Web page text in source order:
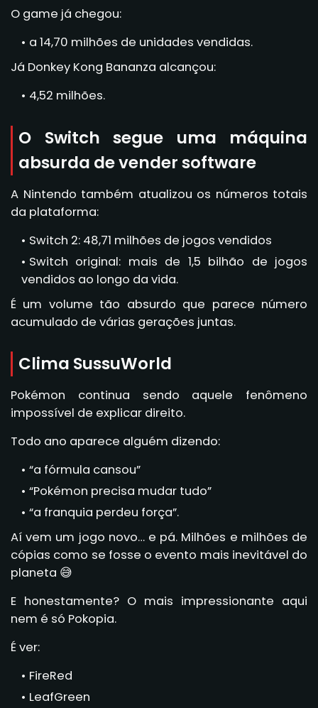
O game já chegou:
a 14,70 milhões de unidades vendidas.
Já Donkey Kong Bananza alcançou:
4,52 milhões.
O Switch segue uma máquina
absurda de vender software
A Nintendo também atualizou os números totais
da plataforma:
Switch 2: 48,71 milhões de jogos vendidos
Switch original: mais de 1,5 bilhão de jogos
vendidos ao longo da vida.
É um volume tão absurdo que parece número
acumulado de várias gerações juntas.
Clima SussuWorld
Pokémon continua sendo aquele fenômeno
impossível de explicar direito.
Todo ano aparece alguém dizendo:
“a fórmula cansou”
“Pokémon precisa mudar tudo”
“a franquia perdeu força”.
Aí vem um jogo novo… e pá. Milhões e milhões de
cópias como se fosse o evento mais inevitável do
planeta 😅
E honestamente? O mais impressionante aqui
nem é só Pokopia.
É ver:
FireRed
LeafGreen